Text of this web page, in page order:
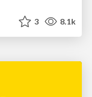
3 8.1k